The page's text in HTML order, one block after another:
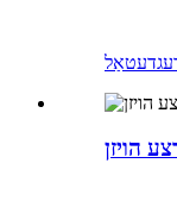
דעטאַל
הויזן